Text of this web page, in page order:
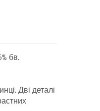
бв.
Дві деталі